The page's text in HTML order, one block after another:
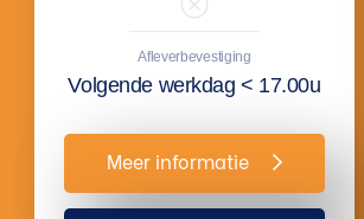
Afleverbevestiging
Volgende werkdag < 17.00u
Meer informatie